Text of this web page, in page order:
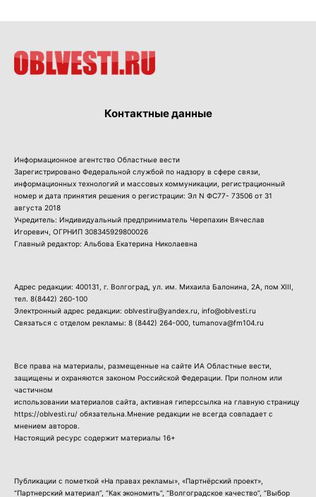
Контактные данные
Информационное агентство Областные вести
Зарегистрировано Федеральной службой по надзору в сфере связи,
информационных технологий и массовых коммуникации, регистрационный
номер и дата принятия решения о регистрации: Эл N ФС77- 73506 от 31
августа 2018
Учредитель: Индивидуальный предприниматель Черепахин Вячеслав
Игоревич, ОГРНИП 308345929800026
Главный редактор: Альбова Екатерина Николаевна
Адрес редакции: 400131, г. Волгоград, ул. им. Михаила Балонина, 2А, пом XIII,
тел. 8(8442) 260-100
Электронный адрес редакции: oblvestiru@yandex.ru, info@oblvesti.ru
Связаться с отделом рекламы: 8 (8442) 264-000 , tumanova@fm104.ru
Все права на материалы, размещенные на сайте ИА Областные вести,
защищены и охраняются законом Российской Федерации. При полном или
частичном
использовании материалов сайта, активная гиперссылка на главную страницу
https://oblvesti.ru/ обязательна.Мнение редакции не всегда совпадает с
мнением авторов.
Настоящий ресурс содержит материалы 16+
Публикации с пометкой «На правах рекламы», «Партнёрский проект»,
“Партнерский материал”, “Как экономить”, “Волгоградское качество”, “Выбор